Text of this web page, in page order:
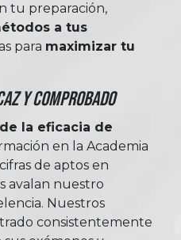
tu preparación,
a tus
para maximizar tu
y Comprobado
la eficacia de
en la Academia
de aptos en
avalan nuestro
Nuestros
consistentemente